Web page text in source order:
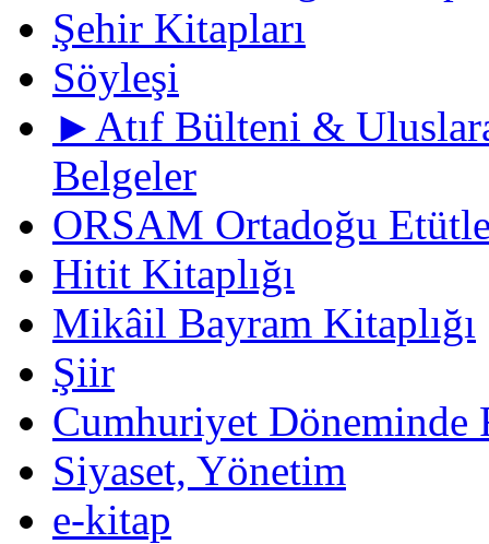
Şehir Kitapları
Söyleşi
►Atıf Bülteni &
Belgeler
ORSAM Ortadoğu
Hitit Kitaplığı
Mikâil Bayram Kitaplığı
Şiir
Cumhuriyet Döneminde
Siyaset, Yönetim
e-kitap